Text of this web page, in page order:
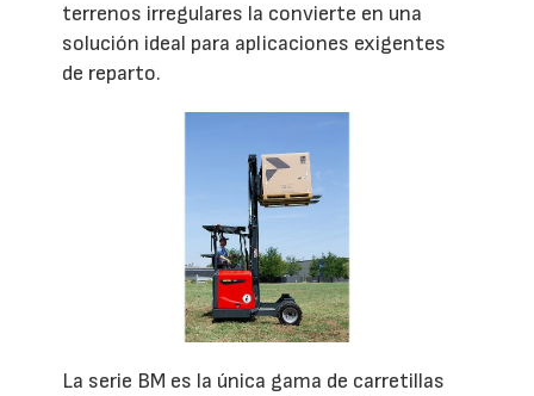
terrenos irregulares la convierte en una
solución ideal para aplicaciones exigentes
de reparto.
La serie BM es la única gama de carretillas